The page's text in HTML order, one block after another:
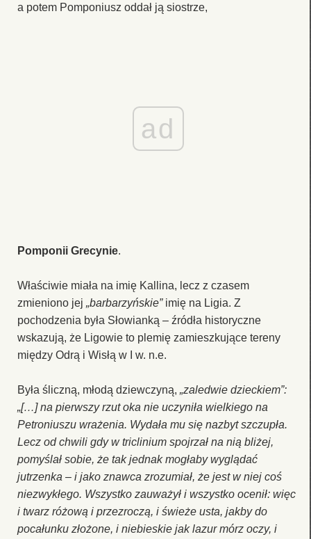
a potem Pomponiusz oddał ją siostrze,
ad
Pomponii Grecynie.
Właściwie miała na imię Kallina, lecz z czasem
zmieniono jej „barbarzyńskie”imię na Ligia. Z
pochodzenia była Słowianką – źródła historyczne
wskazują, że Ligowie to plemię zamieszkujące tereny
między Odrą i Wisłą w I w. n.e.
Była śliczną, młodą dziewczyną, „zaledwie dzieckiem”:
„[…] na pierwszy rzut oka nie uczyniła wielkiego na
Petroniuszu wrażenia. Wydała mu się nazbyt szczupła.
Lecz od chwili gdy w triclinium spojrzał na nią bliżej,
pomyślał sobie, że tak jednak mogłaby wyglądać
jutrzenka – i jako znawca zrozumiał, że jest w niej coś
niezwykłego. Wszystko zauważył i wszystko ocenił: więc
i twarz różową i przezroczą, i świeże usta, jakby do
pocałunku złożone, i niebieskie jak lazur mórz oczy, i